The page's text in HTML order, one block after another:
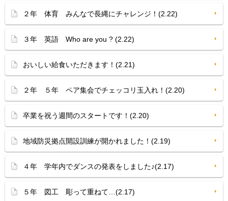
２年 体育 みんなで長縄にチャレンジ！(2.22)
３年 英語 Who are you ? (2.22)
おいしい給食いただきます！(2.21)
２年 ５年 ペア集会でチェッコリ玉入れ！(2.20)
卒業を祝う週間のスタートです！(2.20)
地域防災拠点開設訓練が開かれました！(2.19)
４年 学年内でダンスの発表をしました♪(2.17)
５年 図工 彫って重ねて…(2.17)